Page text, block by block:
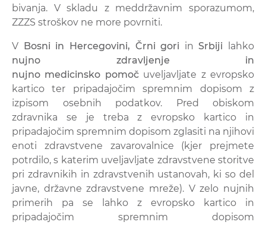
bivanja. V skladu z meddržavnim sporazumom,
ZZZS stroškov ne more povrniti.
V Bosni in Hercegovini, Črni gori inSrbiji
lahko
nujno zdravljenje in
nujno medicinsko pomoč uveljavljate z evropsko
kartico ter pripadajočim spremnim dopisom z
izpisom osebnih podatkov. Pred obiskom
zdravnika se je treba z evropsko kartico in
pripadajočim spremnim dopisom zglasiti na njihovi
enoti zdravstvene zavarovalnice (kjer prejmete
potrdilo, s katerim uveljavljate zdravstvene storitve
pri zdravnikih in zdravstvenih ustanovah, ki so del
javne, državne zdravstvene mreže). V zelo nujnih
primerih pa se lahko z evropsko kartico in
pripadajočim spremnim dopisom